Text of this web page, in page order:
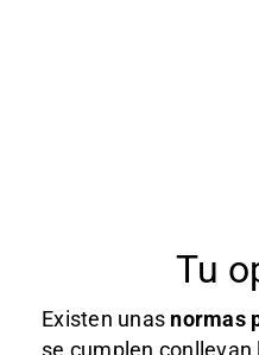
Tu
Existen unas normas
se cumplen